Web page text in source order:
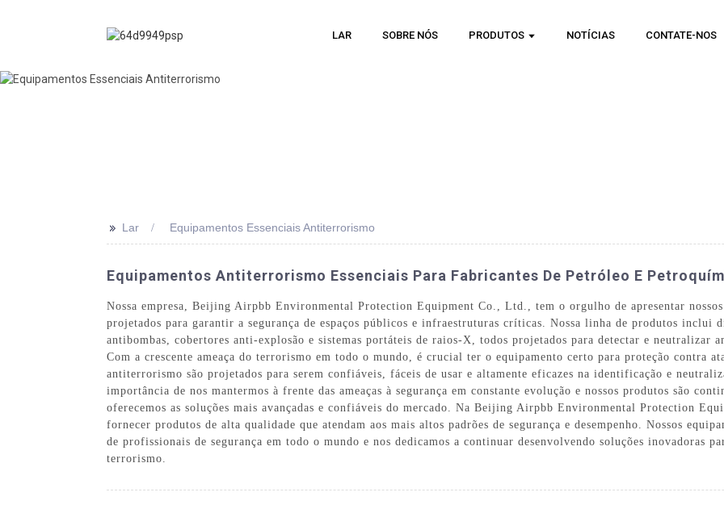
LAR SOBRE NÓS PRODUTOS NOTÍCIAS CONTATE-NOS
>> Lar Equipamentos Essenciais Antiterrorismo
Equipamentos Antiterrorismo Essenciais Para Fabricantes De Petróleo E
Nossa empresa, Beijing Airpbb Environmental Protection Equipment Co., Ltd., tem o orgulho de apresentar nossos
projetados para garantir a segurança de espaços públicos e infraestruturas críticas. Nossa linha de produtos inclui
antibombas, cobertores anti-explosão e sistemas portáteis de raios-X, todos projetados para detectar e neutralizar
Com a crescente ameaça do terrorismo em todo o mundo, é crucial ter o equipamento certo para proteção contra
antiterrorismo são projetados para serem confiáveis, fáceis de usar e altamente eficazes na identificação e
importância de nos mantermos à frente das ameaças à segurança em constante evolução e nossos produtos são
oferecemos as soluções mais avançadas e confiáveis ​​do mercado. Na Beijing Airpbb Environmental Protection
fornecer produtos de alta qualidade que atendam aos mais altos padrões de segurança e desempenho. Nossos
de profissionais de segurança em todo o mundo e nos dedicamos a continuar desenvolvendo soluções inovadoras
terrorismo.